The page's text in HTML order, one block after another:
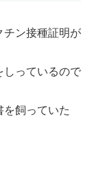
チン接種証明が
しっているので
飼っていた